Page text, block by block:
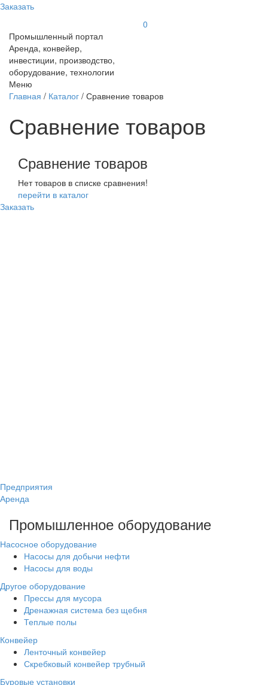
Заказать
Промышленный портал
Аренда, конвейер,
инвестиции, производство,
оборудование, технологии
0
Меню
Главная / Каталог / Сравнение товаров
Сравнение товаров
Сравнение товаров
Нет товаров в списке сравнения!
перейти в каталог
Заказать
Предприятия
Аренда
Промышленное оборудование
Насосное оборудование
Насосы для добычи нефти
Насосы для воды
Другое оборудование
Прессы для мусора
Дренажная система без щебня
Теплые полы
Конвейер
Ленточный конвейер
Скребковый конвейер трубный
Буровые установки